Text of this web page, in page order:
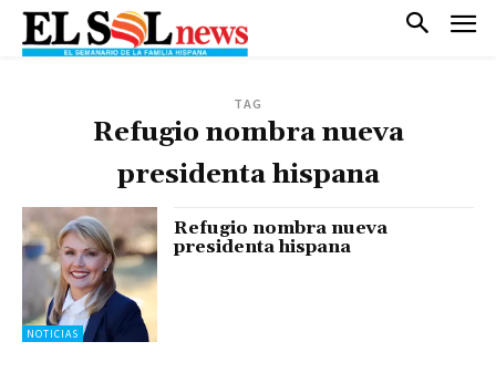
TAG
Refugio nombra nueva
presidenta hispana
NOTICIAS
Refugio nombra nueva
presidenta hispana